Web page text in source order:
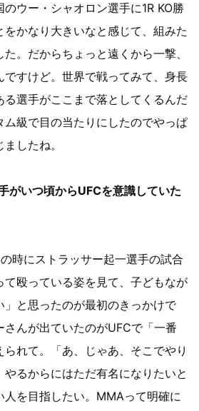
ウー・シャオロン選手に1R KO勝
かなり大きいなと感じて、組みた
。だからちょっと遠くから一撃、
ですけど。世界で戦ってみて、身長
る選手がここまで落としてくるんだ
ム級で目の当たりにしたのでやっぱ
したね。
がいつ頃からUFCを意識していた
時にストラッサー起一選手の試合
て殴っている姿を見て、子どもなが
」と思ったのが最初のきっかけで
んが出ていたのがUFCで「一番
れて。「あ、じゃあ、そこでやり
るからにはただ有名になりたいと
人を目指したい。MMAって明確に